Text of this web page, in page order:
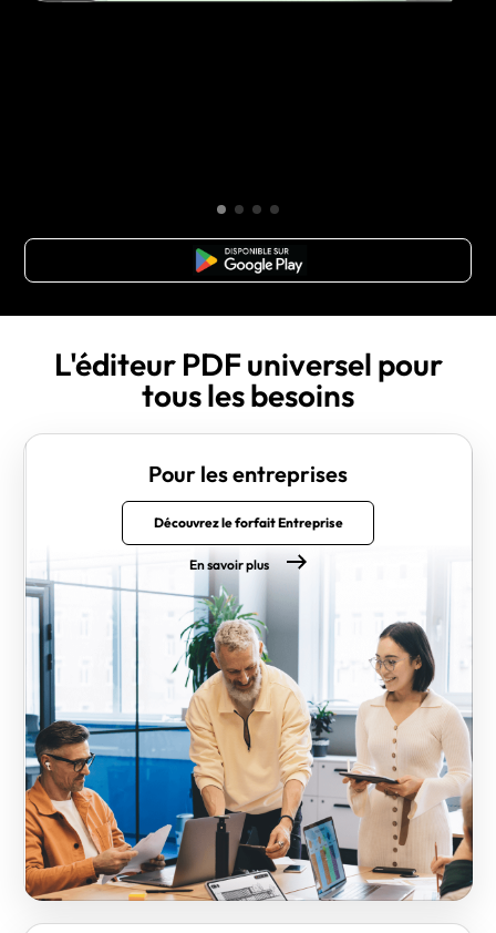
TÉLÉCHARGER
L'éditeur PDF universel pour
tous les besoins
Pour les entreprises
Découvrez le forfait Entreprise
En savoir plus